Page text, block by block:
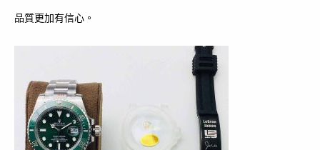
品質更加有信心。